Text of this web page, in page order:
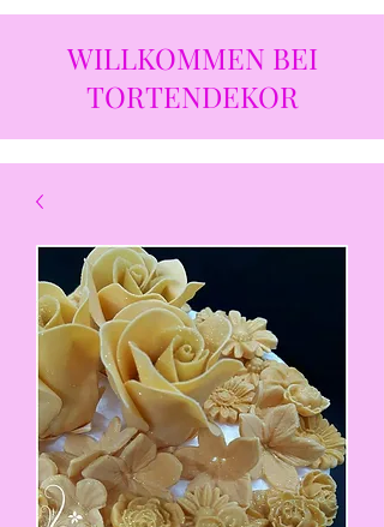
WILLKOMMEN BEI
TORTENDEKOR